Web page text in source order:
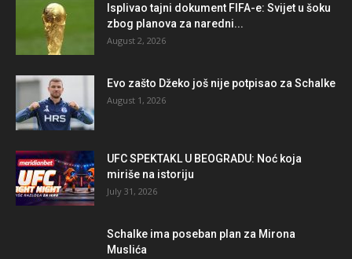
Isplivao tajni dokument FIFA-e: Svijet u šoku
zbog planova za naredni...
August 2, 2026
Evo zašto Džeko još nije potpisao za Schalke
August 1, 2026
UFC SPEKTAKL U BEOGRADU: Noć koja
miriše na istoriju
July 31, 2026
Schalke ima poseban plan za Mirona
Muslića